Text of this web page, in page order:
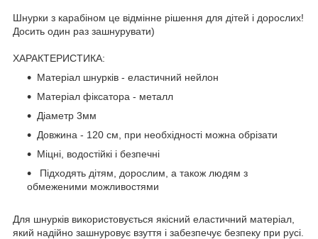
Шнурки з карабіном це відмінне рішення для дітей і дорослих!
Досить один раз зашнурувати)
ХАРАКТЕРИСТИКА:
Матеріал шнурків - еластичний нейлон
Матеріал фіксатора - металл
Діаметр 3мм
Довжина - 120 см, при необхідності можна обрізати
Міцні, водостійкі і безпечні
Підходять дітям, дорослим, а також людям з
обмеженими можливостями
Для шнурків використовується якісний еластичний матеріал,
який надійно зашнуровує взуття і забезпечує безпеку при русі.